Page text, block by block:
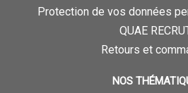
Protection de vos données
QUAE
Retours et
NOS